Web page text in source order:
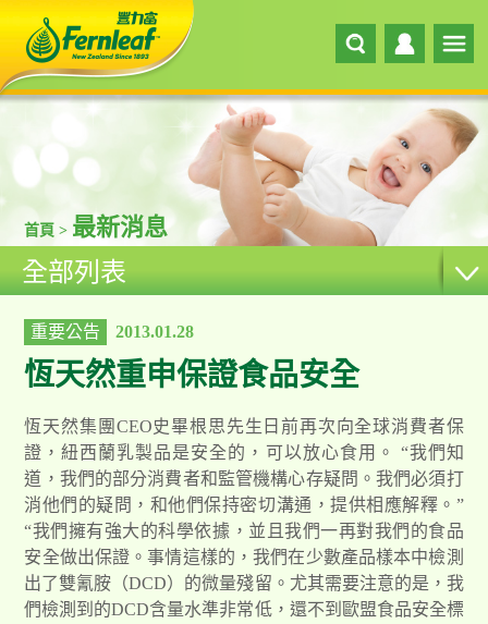
首頁 > 最新消息
全部列表
重要公告 2013.01.28
恆天然重申保證食品安全
恆天然集團CEO史畢根思先生日前再次向全球消費者保
證，紐西蘭乳製品是安全的，可以放心食用。 “我們知
道，我們的部分消費者和監管機構心存疑問。我們必須打
消他們的疑問，和他們保持密切溝通，提供相應解釋。”
“我們擁有強大的科學依據，並且我們一再對我們的食品
安全做出保證。事情這樣的，我們在少數產品樣本中檢測
出了雙氰胺（DCD）的微量殘留。尤其需要注意的是，我
們檢測到的DCD含量水準非常低，還不到歐盟食品安全標